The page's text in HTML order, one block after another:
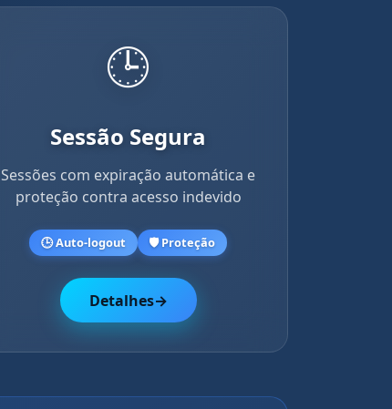
🕒
Sessão Segura
Sessões com expiração automática e
proteção contra acesso indevido
🕒 Auto-logout 🛡️ Proteção
Detalhes→